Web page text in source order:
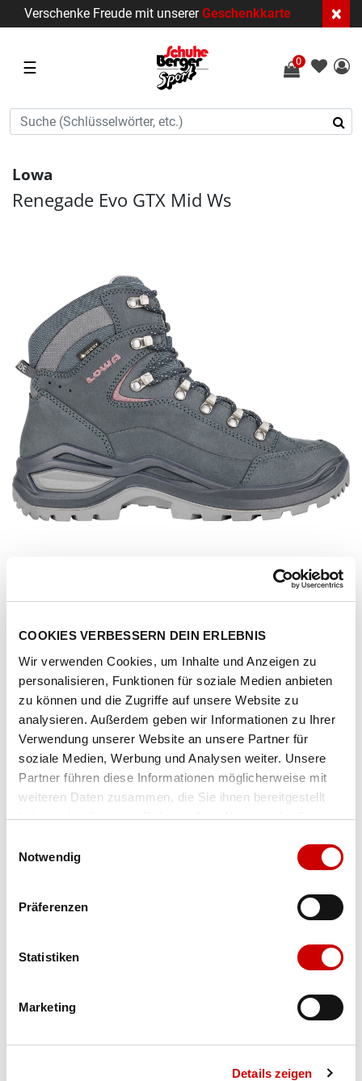
COOKIES VERBESSERN DEIN ERLEBNIS
Wir verwenden Cookies, um Inhalte und Anzeigen zu
personalisieren, Funktionen für soziale Medien anbieten
zu können und die Zugriffe auf unsere Website zu
analysieren. Außerdem geben wir Informationen zu Ihrer
Verwendung unserer Website an unsere Partner für
soziale Medien, Werbung und Analysen weiter. Unsere
Partner führen diese Informationen möglicherweise mit
weiteren Daten zusammen, die Sie ihnen bereitgestellt
haben oder die sie im Rahmen Ihrer Nutzung der Dienste
Notwendig
Präferenzen
Statistiken
Marketing
Details zeigen
Verschenke Freude mit unsererGeschenkkarte ×
☰ 0
Lowa
Renegade Evo GTX Mid Ws
Artikel-Nr.321916-stahlblau-alt-rosa
Farbe stahlblau/alt rosa
IN DEN WARENKORB
Bis 17:00 Uhr bestellen: morgen geliefert - ab CHF 50.00